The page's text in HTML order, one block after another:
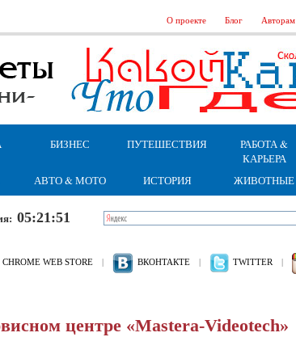
О проекте Блог Авторам
БИЗНЕС ПУТЕШЕСТВИЯ
РАБОТА &
КАРЬЕРА
АВТО & МОТО ИСТОРИЯ ЖИВОТНЫЕ
05:21:52
CHROME WEB STORE | ВКОНТАКТЕ | TWITTER |
центре «Mastera-Videotech»